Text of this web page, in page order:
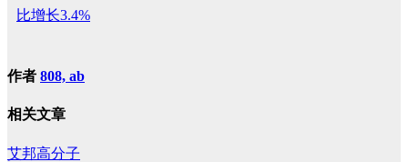
比增长3.4%
作者 808, ab
相关文章
艾邦高分子